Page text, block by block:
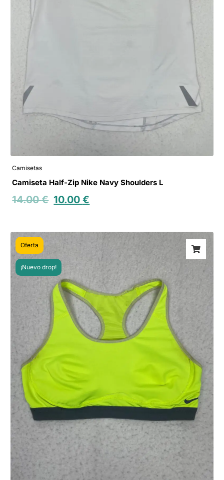
Camisetas
Camiseta Half-Zip Nike Navy Shoulders L
14.00€ 10.00€
Oferta
¡Nuevo drop!